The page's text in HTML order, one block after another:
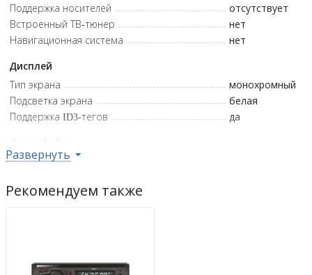
Поддержка носителей
отсутствует
Встроенный ТВ-тюнер
нет
Навигационная система
нет
Дисплей
Тип экрана
монохромный
Подсветка экрана
белая
Поддержка ID3-тегов
да
Интерфейсы
Наличие USB порта
Возврат
Развернуть
Рекомендуем также